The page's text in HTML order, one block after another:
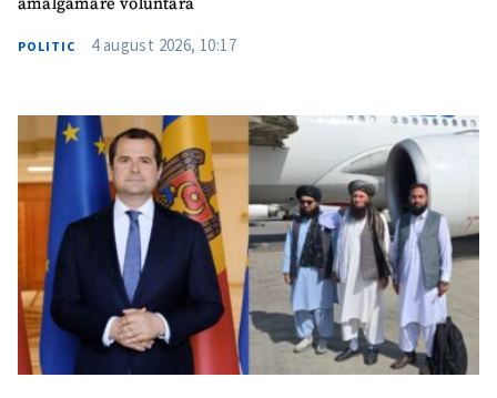
POLITIC 4 august 2026, 10:17